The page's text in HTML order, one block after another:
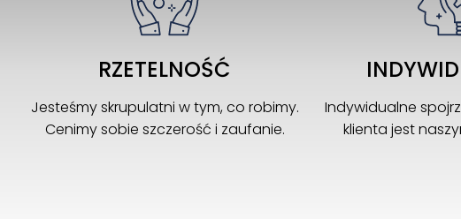
RZETELNOŚĆ
Jesteśmy skrupulatni w tym, co robimy.
Cenimy sobie szczerość i zaufanie.
Indywidualne
klienta jest